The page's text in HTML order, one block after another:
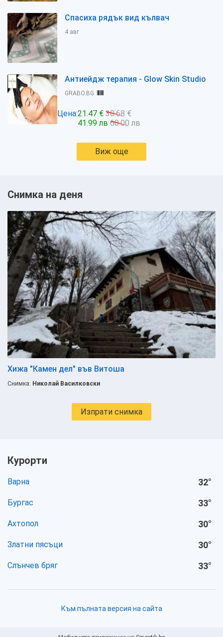
Спасиха рядък вид кълвач
4 авг
Антиейдж терапия - Glow Skin Studio
GRABO.BG
Цена:21.47 € 30.68 €
41.99 лв 60.00 лв
Виж още
Снимка на деня
Хижа "Камен дел" във Витоша
Снимка: Николай Василковски
Изпрати снимка
Курорти
Варна 32°
Бургас 33°
Ахтопол 30°
Златни пясъци 30°
Слънчев бряг 33°
Към пълната версия на сайта